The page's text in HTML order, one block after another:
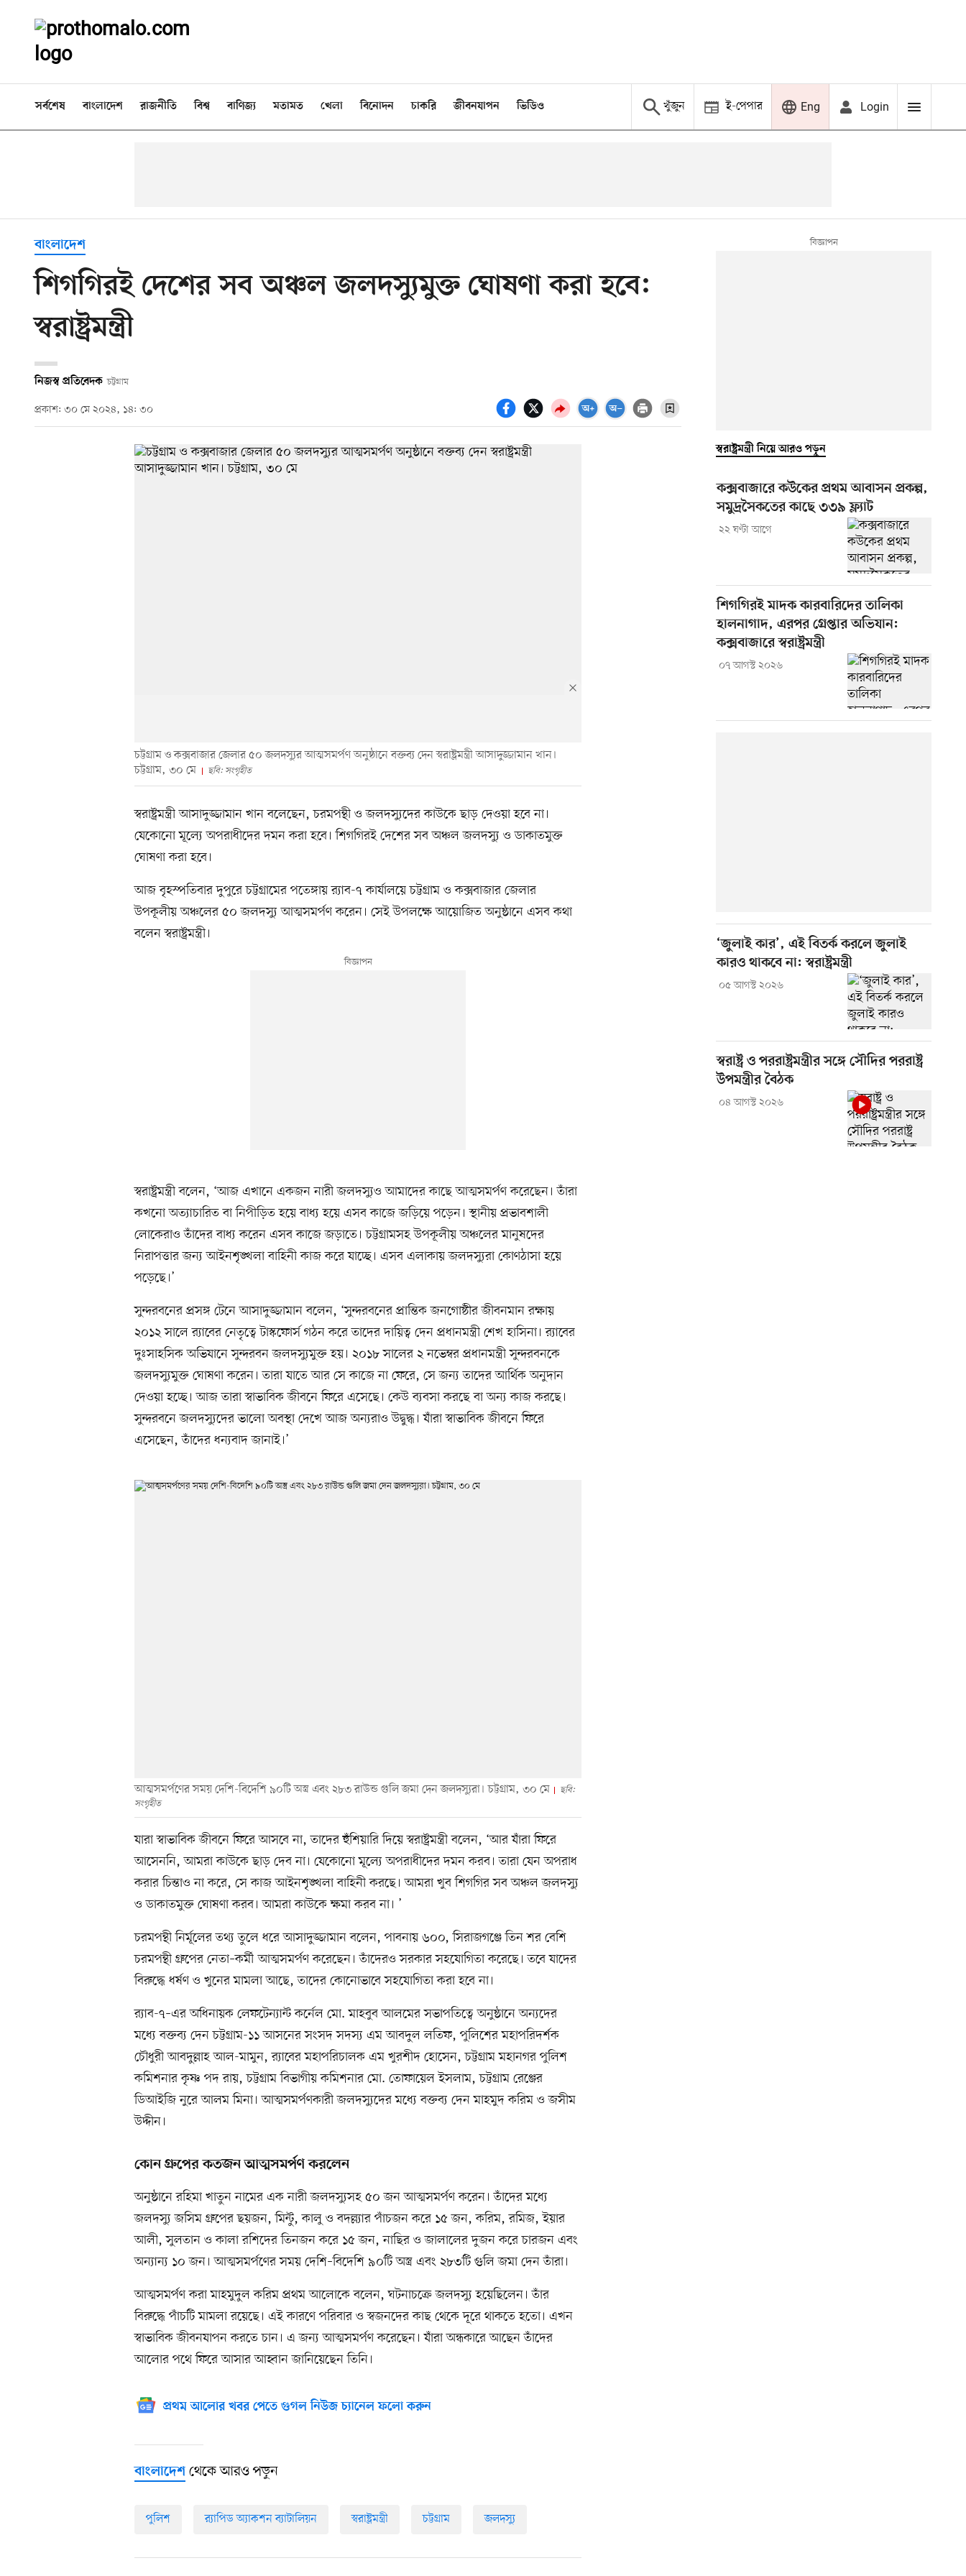
সর্বশেষ বাংলাদেশ রাজনীতি বিশ্ব বাণিজ্য মতামত খেলা বিনোদন চাকরি জীবনযাপন ভিডিও খুঁজুন ই-পেপার Eng Login
বাংলাদেশ
শিগগিরই দেশের সব অঞ্চল জলদস্যুমুক্ত ঘোষণা করা হবে:
স্বরাষ্ট্রমন্ত্রী
নিজস্ব প্রতিবেদক চট্টগ্রাম
প্রকাশ: ৩০ মে ২০২৪, ১৪: ৩০
চট্টগ্রাম ও কক্সবাজার জেলার ৫০ জলদস্যুর আত্মসমর্পণ অনুষ্ঠানে বক্তব্য দেন স্বরাষ্ট্রমন্ত্রী আসাদুজ্জামান খান।
চট্টগ্রাম, ৩০ মে
ছবি: সংগৃহীত
স্বরাষ্ট্রমন্ত্রী আসাদুজ্জামান খান বলেছেন, চরমপন্থী ও জলদস্যুদের কাউকে ছাড় দেওয়া হবে না।
যেকোনো মূল্যে অপরাধীদের দমন করা হবে। শিগগিরই দেশের সব অঞ্চল জলদস্যু ও ডাকাতমুক্ত
ঘোষণা করা হবে।
আজ বৃহস্পতিবার দুপুরে চট্টগ্রামের পতেঙ্গায় র‍্যাব-৭ কার্যালয়ে চট্টগ্রাম ও কক্সবাজার জেলার
উপকূলীয় অঞ্চলের ৫০ জলদস্যু আত্মসমর্পণ করেন। সেই উপলক্ষে আয়োজিত অনুষ্ঠানে এসব কথা
বলেন স্বরাষ্ট্রমন্ত্রী।
স্বরাষ্ট্রমন্ত্রী বলেন, ‘আজ এখানে একজন নারী জলদস্যুও আমাদের কাছে আত্মসমর্পণ করেছেন। তাঁরা
কখনো অত্যাচারিত বা নিপীড়িত হয়ে বাধ্য হয়ে এসব কাজে জড়িয়ে পড়েন। স্থানীয় প্রভাবশালী
লোকেরাও তাঁদের বাধ্য করেন এসব কাজে জড়াতে। চট্টগ্রামসহ উপকূলীয় অঞ্চলের মানুষদের
নিরাপত্তার জন্য আইনশৃঙ্খলা বাহিনী কাজ করে যাচ্ছে। এসব এলাকায় জলদস্যুরা কোণঠাসা হয়ে
পড়েছে।’
সুন্দরবনের প্রসঙ্গ টেনে আসাদুজ্জামান বলেন, ‘সুন্দরবনের প্রান্তিক জনগোষ্ঠীর জীবনমান রক্ষায়
২০১২ সালে র‍্যাবের নেতৃত্বে টাস্কফোর্স গঠন করে তাদের দায়িত্ব দেন প্রধানমন্ত্রী শেখ হাসিনা। র‍্যাবের
দুঃসাহসিক অভিযানে সুন্দরবন জলদস্যুমুক্ত হয়। ২০১৮ সালের ২ নভেম্বর প্রধানমন্ত্রী সুন্দরবনকে
জলদস্যুমুক্ত ঘোষণা করেন। তারা যাতে আর সে কাজে না ফেরে, সে জন্য তাদের আর্থিক অনুদান
দেওয়া হচ্ছে। আজ তারা স্বাভাবিক জীবনে ফিরে এসেছে। কেউ ব্যবসা করছে বা অন্য কাজ করছে।
সুন্দরবনে জলদস্যুদের ভালো অবস্থা দেখে আজ অন্যরাও উদ্বুদ্ধ। যাঁরা স্বাভাবিক জীবনে ফিরে
এসেছেন, তাঁদের ধন্যবাদ জানাই।’
আত্মসমর্পণের সময় দেশি-বিদেশি ৯০টি অস্ত্র এবং ২৮৩ রাউন্ড গুলি জমা দেন জলদস্যুরা। চট্টগ্রাম, ৩০ মে
ছবি:
সংগৃহীত
যারা স্বাভাবিক জীবনে ফিরে আসবে না, তাদের হুঁশিয়ারি দিয়ে স্বরাষ্ট্রমন্ত্রী বলেন, ‘আর যাঁরা ফিরে
আসেননি, আমরা কাউকে ছাড় দেব না। যেকোনো মূল্যে অপরাধীদের দমন করব। তারা যেন অপরাধ
করার চিন্তাও না করে, সে কাজ আইনশৃঙ্খলা বাহিনী করছে। আমরা খুব শিগগির সব অঞ্চল জলদস্যু
ও ডাকাতমুক্ত ঘোষণা করব। আমরা কাউকে ক্ষমা করব না। ’
চরমপন্থী নির্মূলের তথ্য তুলে ধরে আসাদুজ্জামান বলেন, পাবনায় ৬০০, সিরাজগঞ্জে তিন শর বেশি
চরমপন্থী গ্রুপের নেতা–কর্মী আত্মসমর্পণ করেছেন। তাঁদেরও সরকার সহযোগিতা করেছে। তবে যাদের
বিরুদ্ধে ধর্ষণ ও খুনের মামলা আছে, তাদের কোনোভাবে সহযোগিতা করা হবে না।
র‍্যাব-৭–এর অধিনায়ক লেফটেন্যান্ট কর্নেল মো. মাহবুব আলমের সভাপতিত্বে অনুষ্ঠানে অন্যদের
মধ্যে বক্তব্য দেন চট্টগ্রাম-১১ আসনের সংসদ সদস্য এম আবদুল লতিফ, পুলিশের মহাপরিদর্শক
চৌধুরী আবদুল্লাহ আল-মামুন, র‍্যাবের মহাপরিচালক এম খুরশীদ হোসেন, চট্টগ্রাম মহানগর পুলিশ
কমিশনার কৃষ্ণ পদ রায়, চট্টগ্রাম বিভাগীয় কমিশনার মো. তোফায়েল ইসলাম, চট্টগ্রাম রেঞ্জের
ডিআইজি নুরে আলম মিনা। আত্মসমর্পণকারী জলদস্যুদের মধ্যে বক্তব্য দেন মাহমুদ করিম ও জসীম
উদ্দীন।
কোন গ্রুপের কতজন আত্মসমর্পণ করলেন
অনুষ্ঠানে রহিমা খাতুন নামের এক নারী জলদস্যুসহ ৫০ জন আত্মসমর্পণ করেন। তাঁদের মধ্যে
জলদস্যু জসিম গ্রুপের ছয়জন, মিন্টু, কালু ও বদল্ল্যার পাঁচজন করে ১৫ জন, করিম, রমিজ, ইয়ার
আলী, সুলতান ও কালা রশিদের তিনজন করে ১৫ জন, নাছির ও জালালের দুজন করে চারজন এবং
অন্যান্য ১০ জন। আত্মসমর্পণের সময় দেশি–বিদেশি ৯০টি অস্ত্র এবং ২৮৩টি গুলি জমা দেন তাঁরা।
আত্মসমর্পণ করা মাহমুদুল করিম প্রথম আলোকে বলেন, ঘটনাচক্রে জলদস্যু হয়েছিলেন। তাঁর
বিরুদ্ধে পাঁচটি মামলা রয়েছে। এই কারণে পরিবার ও স্বজনদের কাছ থেকে দূরে থাকতে হতো। এখন
স্বাভাবিক জীবনযাপন করতে চান। এ জন্য আত্মসমর্পণ করেছেন। যাঁরা অন্ধকারে আছেন তাঁদের
আলোর পথে ফিরে আসার আহ্বান জানিয়েছেন তিনি।
প্রথম আলোর খবর পেতে গুগল নিউজ চ্যানেল ফলো করুন
বাংলাদেশ থেকে আরও পড়ুন
পুলিশ র‌্যাপিড অ্যাকশন ব্যাটালিয়ন স্বরাষ্ট্রমন্ত্রী চট্টগ্রাম জলদস্যু
স্বরাষ্ট্রমন্ত্রী নিয়ে আরও পড়ুন
কক্সবাজারে কউকের প্রথম আবাসন প্রকল্প,
সমুদ্রসৈকতের কাছে ৩৩৯ ফ্ল্যাট
২২ ঘণ্টা আগে
শিগগিরই মাদক কারবারিদের তালিকা
হালনাগাদ, এরপর গ্রেপ্তার অভিযান:
কক্সবাজারে স্বরাষ্ট্রমন্ত্রী
০৭ আগস্ট ২০২৬
‘জুলাই কার’, এই বিতর্ক করলে জুলাই
কারও থাকবে না: স্বরাষ্ট্রমন্ত্রী
০৫ আগস্ট ২০২৬
স্বরাষ্ট্র ও পররাষ্ট্রমন্ত্রীর সঙ্গে সৌদির পররাষ্ট্র
উপমন্ত্রীর বৈঠক
০৪ আগস্ট ২০২৬